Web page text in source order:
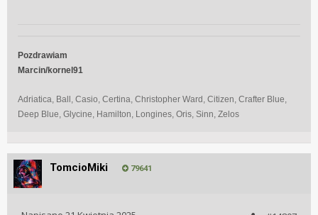
Pozdrawiam
Marcin/kornel91
Adriatica, Ball, Casio, Certina, Christopher Ward, Citizen, Crafter Blue,
Deep Blue, Glycine, Hamilton, Longines, Oris, Sinn, Zelos
TomcioMiki 79641